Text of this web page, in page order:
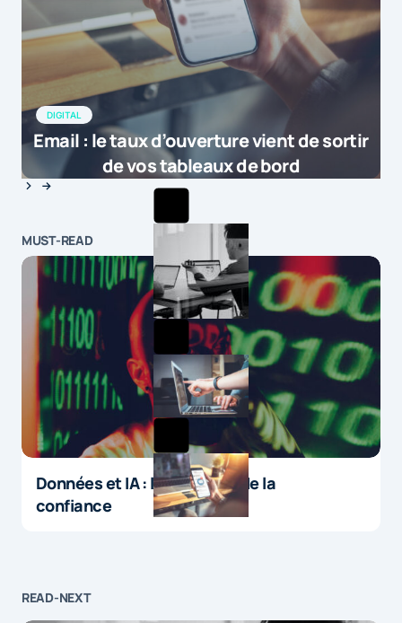
DIGITAL
Email : le taux d’ouverture vient de sortir
de vos tableaux de bord
MUST-READ
Données et IA : le paradoxe de la
confiance
READ-NEXT